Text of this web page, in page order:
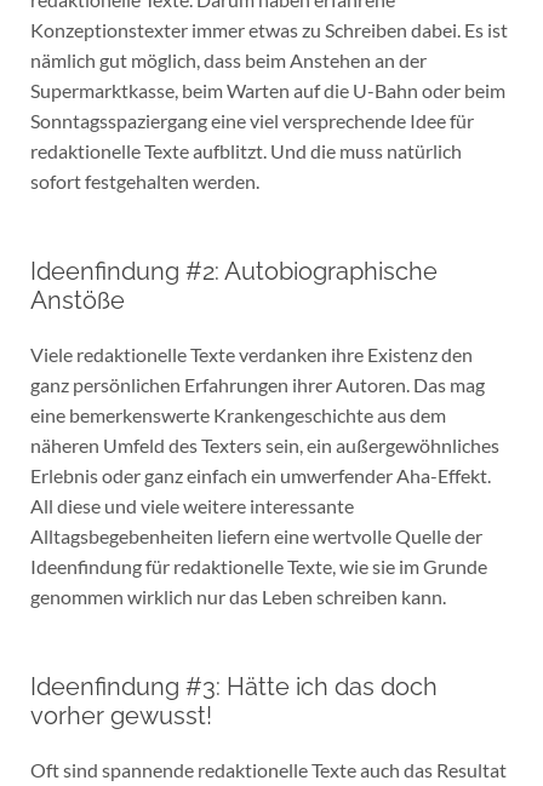
Konzeptionstexter immer etwas zu Schreiben dabei. Es ist
nämlich gut möglich, dass beim Anstehen an der
Supermarktkasse, beim Warten auf die U-Bahn oder beim
Sonntagsspaziergang eine viel versprechende Idee für
redaktionelle Texte aufblitzt. Und die muss natürlich
sofort festgehalten werden.
Ideenfindung #2: Autobiographische
Anstöße
Viele redaktionelle Texte verdanken ihre Existenz den
ganz persönlichen Erfahrungen ihrer Autoren. Das mag
eine bemerkenswerte Krankengeschichte aus dem
näheren Umfeld des Texters sein, ein außergewöhnliches
Erlebnis oder ganz einfach ein umwerfender Aha-Effekt.
All diese und viele weitere interessante
Alltagsbegebenheiten liefern eine wertvolle Quelle der
Ideenfindung für redaktionelle Texte, wie sie im Grunde
genommen wirklich nur das Leben schreiben kann.
Ideenfindung #3: Hätte ich das doch
vorher gewusst!
Oft sind spannende redaktionelle Texte auch das Resultat